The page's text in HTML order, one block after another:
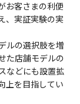
お客さまの利便
、実証実験の実
ルの選択肢を増
た店舗モデルの
などにも設置拡
上を目指してい